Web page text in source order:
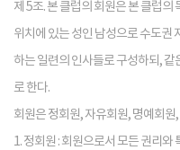
제 5조. 본 클럽의 회원은 본 클럽
위치에 있는 성인 남성으로 수도권
하는 일련의 인사들로 구성하되,
로 한다.
회원은 정회원, 자유회원, 명예회
1. 정회원 : 회원으로서 모든 권리